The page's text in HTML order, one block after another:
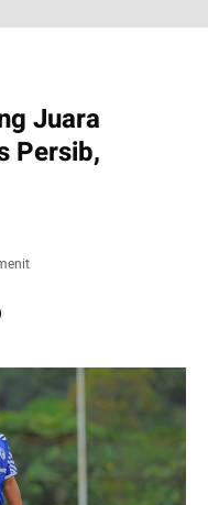
Juara
Persib,